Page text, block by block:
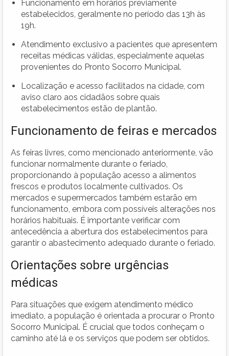
Funcionamento em horários previamente
estabelecidos, geralmente no período das 13h às
19h.
Atendimento exclusivo a pacientes que apresentem
receitas médicas válidas, especialmente aquelas
provenientes do Pronto Socorro Municipal.
Localização e acesso facilitados na cidade, com
aviso claro aos cidadãos sobre quais
estabelecimentos estão de plantão.
Funcionamento de feiras e mercados
As feiras livres, como mencionado anteriormente, vão
funcionar normalmente durante o feriado,
proporcionando à população acesso a alimentos
frescos e produtos localmente cultivados. Os
mercados e supermercados também estarão em
funcionamento, embora com possíveis alterações nos
horários habituais. É importante verificar com
antecedência a abertura dos estabelecimentos para
garantir o abastecimento adequado durante o feriado.
Orientações sobre urgências
médicas
Para situações que exigem atendimento médico
imediato, a população é orientada a procurar o Pronto
Socorro Municipal. É crucial que todos conheçam o
caminho até lá e os serviços que podem ser obtidos.